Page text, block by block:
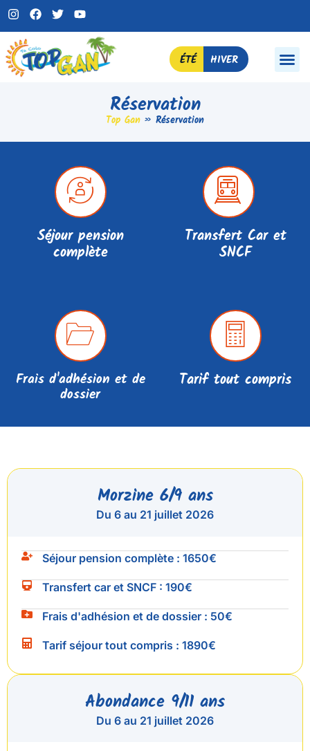
ÉTÉ HIVER
Réservation
Top Gan » Réservation
Séjour pension
complète
Transfert Car et
SNCF
Frais d'adhésion et de
dossier
Tarif tout compris
Morzine 6/9 ans
Du 6 au 21 juillet 2026
Séjour pension complète : 1650€
Transfert car et SNCF : 190€
Frais d'adhésion et de dossier : 50€
Tarif séjour tout compris : 1890€
Abondance 9/11 ans
Du 6 au 21 juillet 2026